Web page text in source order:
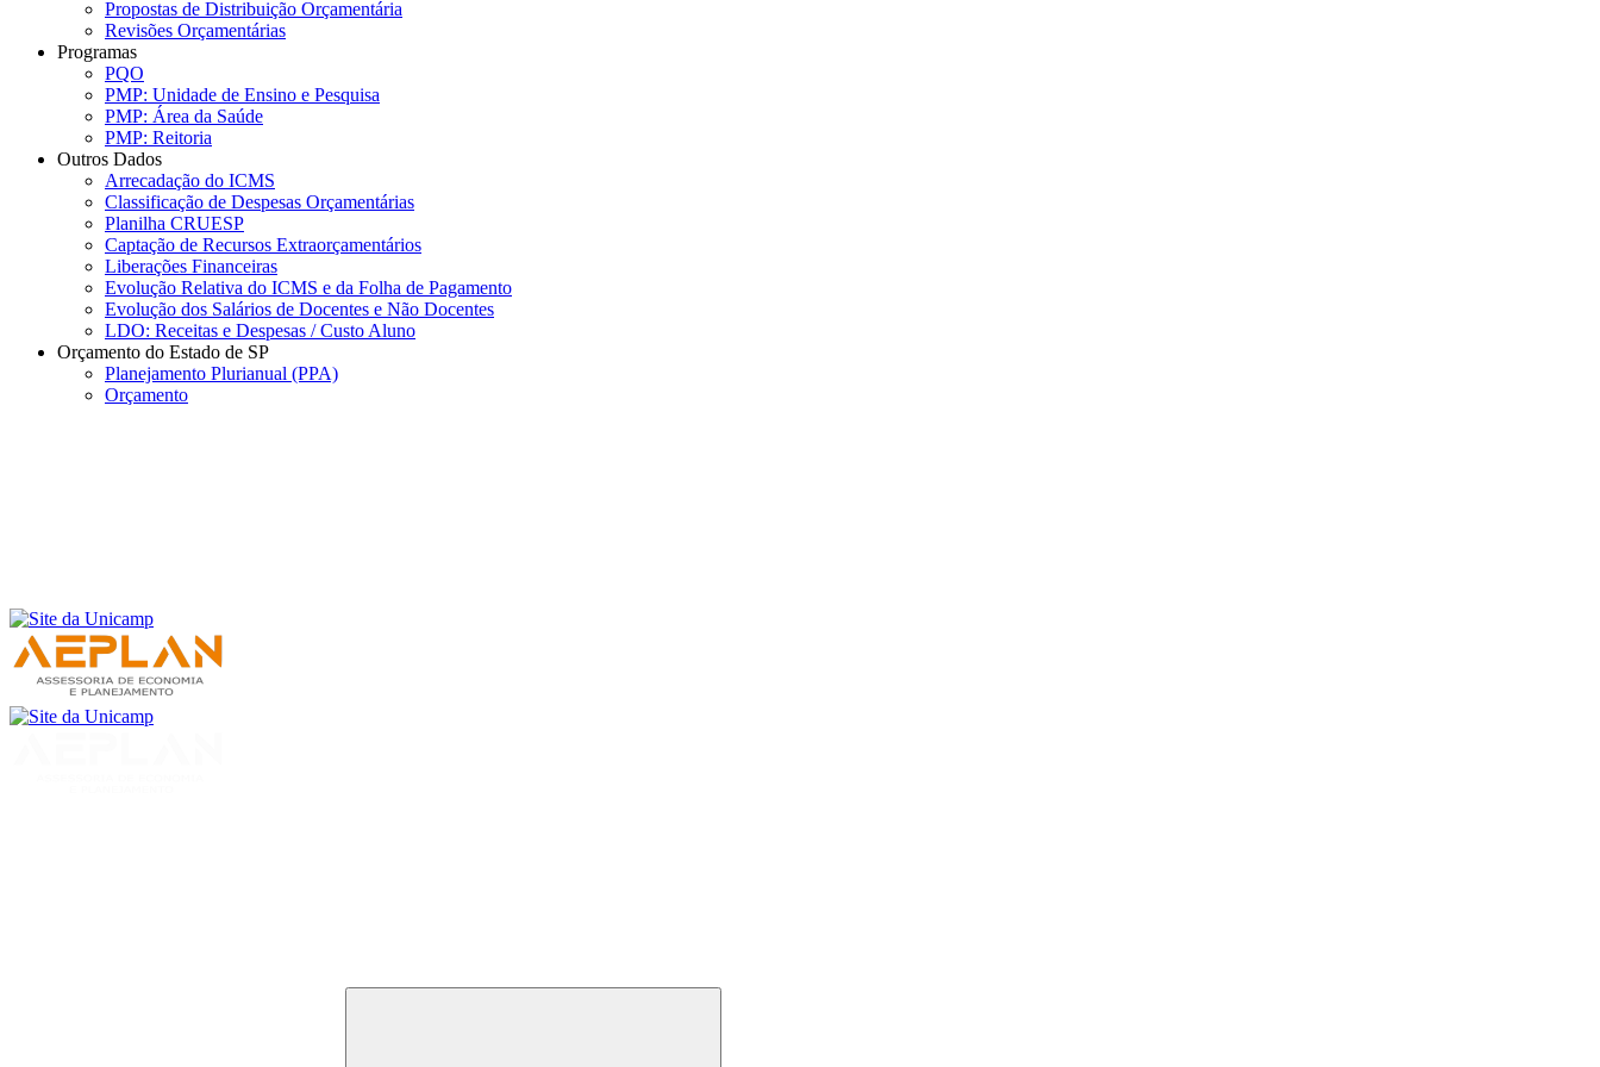
Propostas de Distribuição Orçamentária
Revisões Orçamentárias
Programas
PQO
PMP: Unidade de Ensino e Pesquisa
PMP: Área da Saúde
PMP: Reitoria
Outros Dados
Arrecadação do ICMS
Classificação de Despesas Orçamentárias
Planilha CRUESP
Captação de Recursos Extraorçamentários
Liberações Financeiras
Evolução Relativa do ICMS e da Folha de Pagamento
Evolução dos Salários de Docentes e Não Docentes
LDO: Receitas e Despesas / Custo Aluno
Orçamento do Estado de SP
Planejamento Plurianual (PPA)
Orçamento